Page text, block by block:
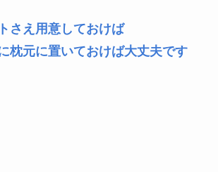
さえ用意しておけば
枕元に置いておけば大丈夫です